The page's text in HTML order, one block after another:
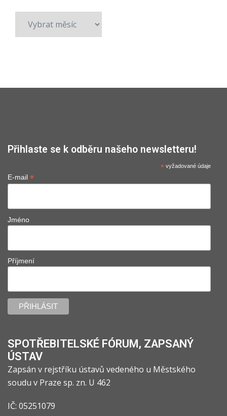
Přihlaste se k odběru našeho newsletteru!
* vyžadované údaje
E-mail *
Jméno
Příjmení
SPOTŘEBITELSKÉ FÓRUM, ZAPSANÝ
ÚSTAV
Zapsán v rejstříku ústavů vedeného u Městského
soudu v Praze sp. zn. U 462
IČ: 05251079